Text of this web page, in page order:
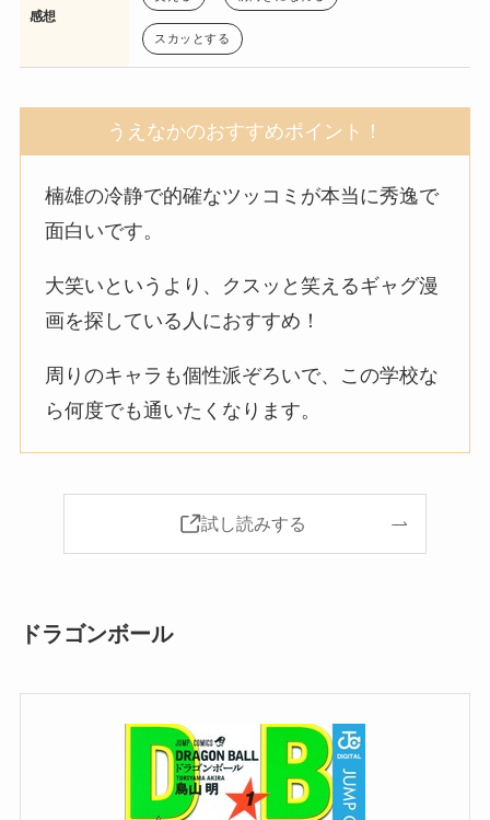
感想
スカッとする
うえなかのおすすめポイント！
楠雄の冷静で的確なツッコミが本当に秀逸で
面白いです。
大笑いというより、クスッと笑えるギャグ漫
画を探している人におすすめ！
周りのキャラも個性派ぞろいで、この学校な
ら何度でも通いたくなります。
試し読みする
ドラゴンボール